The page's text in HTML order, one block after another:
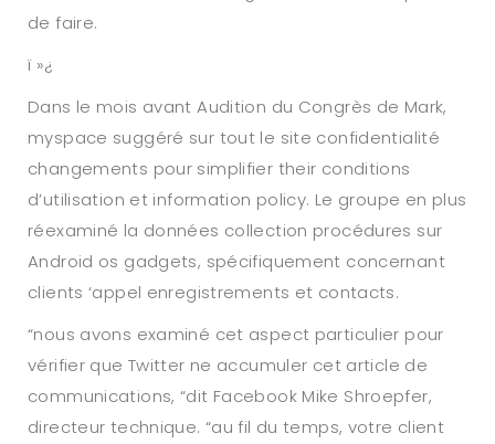
de faire.
ï »¿
Dans le mois avant Audition du Congrès de Mark,
myspace suggéré sur tout le site confidentialité
changements pour simplifier their conditions
d’utilisation et information policy. Le groupe en plus
réexaminé la données collection procédures sur
Android os gadgets, spécifiquement concernant
clients ‘appel enregistrements et contacts.
“nous avons examiné cet aspect particulier pour
vérifier que Twitter ne accumuler cet article de
communications, “dit Facebook Mike Shroepfer,
directeur technique. “au fil du temps, votre client